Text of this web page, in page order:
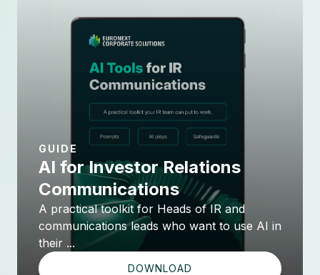
GUIDE
AI for Investor Relations
Communications
A practical toolkit for Heads of IR and
communications leads who want to use AI in
their ...
DOWNLOAD